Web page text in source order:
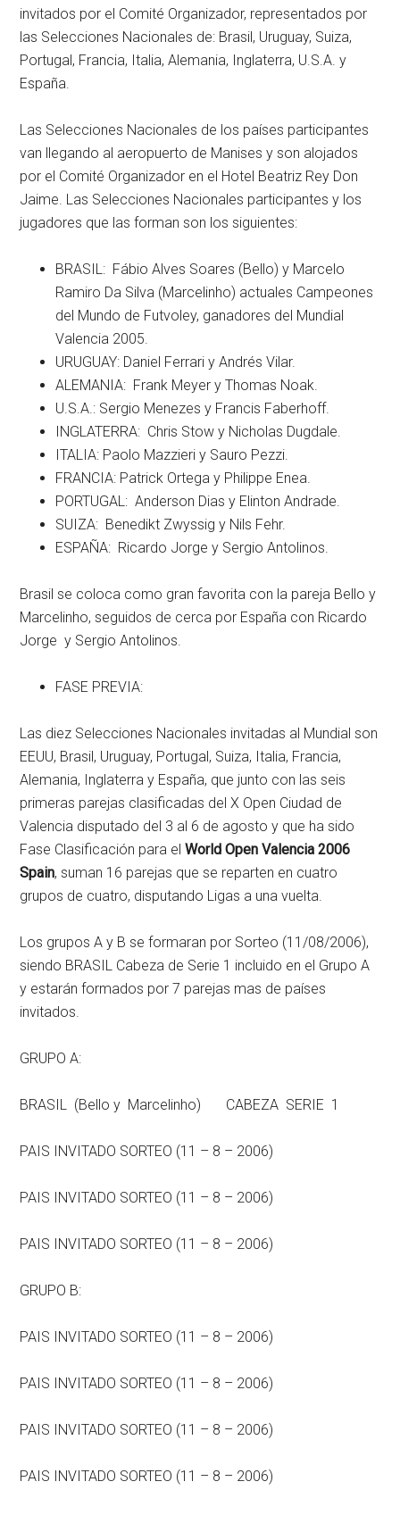
invitados por el Comité Organizador, representados por
las Selecciones Nacionales de: Brasil, Uruguay, Suiza,
Portugal, Francia, Italia, Alemania, Inglaterra, U.S.A. y
España.
Las Selecciones Nacionales de los países participantes
van llegando al aeropuerto de Manises y son alojados
por el Comité Organizador en el Hotel Beatriz Rey Don
Jaime. Las Selecciones Nacionales participantes y los
jugadores que las forman son los siguientes:
BRASIL: Fábio Alves Soares (Bello) y Marcelo
Ramiro Da Silva (Marcelinho) actuales Campeones
del Mundo de Futvoley, ganadores del Mundial
Valencia 2005.
URUGUAY: Daniel Ferrari y Andrés Vilar.
ALEMANIA: Frank Meyer y Thomas Noak.
U.S.A.: Sergio Menezes y Francis Faberhoff.
INGLATERRA: Chris Stow y Nicholas Dugdale.
ITALIA: Paolo Mazzieri y Sauro Pezzi.
FRANCIA: Patrick Ortega y Philippe Enea.
PORTUGAL: Anderson Dias y Elinton Andrade.
SUIZA: Benedikt Zwyssig y Nils Fehr.
ESPAÑA: Ricardo Jorge y Sergio Antolinos.
Brasil se coloca como gran favorita con la pareja Bello y
Marcelinho, seguidos de cerca por España con Ricardo
Jorge y Sergio Antolinos.
FASE PREVIA:
Las diez Selecciones Nacionales invitadas al Mundial son
EEUU, Brasil, Uruguay, Portugal, Suiza, Italia, Francia,
Alemania, Inglaterra y España, que junto con las seis
primeras parejas clasificadas del X Open Ciudad de
Valencia disputado del 3 al 6 de agosto y que ha sido
Fase Clasificación para elWorld Open Valencia 2006
Spain, suman 16 parejas que se reparten en cuatro
grupos de cuatro, disputando Ligas a una vuelta.
Los grupos A y B se formaran por Sorteo (11/08/2006),
siendo BRASIL Cabeza de Serie 1 incluido en el Grupo A
y estarán formados por 7 parejas mas de países
invitados.
GRUPO A:
BRASIL (Bello y Marcelinho) CABEZA SERIE 1
PAIS INVITADO SORTEO (11 – 8 – 2006)
PAIS INVITADO SORTEO (11 – 8 – 2006)
PAIS INVITADO SORTEO (11 – 8 – 2006)
GRUPO B:
PAIS INVITADO SORTEO (11 – 8 – 2006)
PAIS INVITADO SORTEO (11 – 8 – 2006)
PAIS INVITADO SORTEO (11 – 8 – 2006)
PAIS INVITADO SORTEO (11 – 8 – 2006)